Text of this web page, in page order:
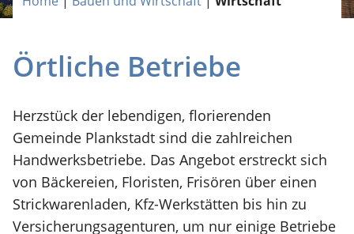
Örtliche Betriebe
Herzstück der lebendigen, florierenden
Gemeinde Plankstadt sind die zahlreichen
Handwerksbetriebe. Das Angebot erstreckt sich
von Bäckereien, Floristen, Frisören über einen
Strickwarenladen, Kfz-Werkstätten bis hin zu
Versicherungsagenturen, um nur einige Betriebe